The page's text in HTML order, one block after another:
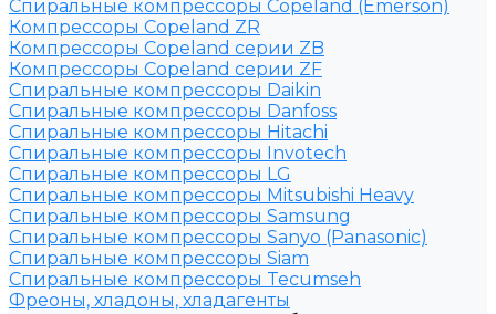
Спиральные компрессоры Copeland (Emerson)
Компрессоры Copeland ZR
Компрессоры Copeland серии ZB
Компрессоры Copeland серии ZF
Спиральные компрессоры Daikin
Спиральные компрессоры Danfoss
Спиральные компрессоры Hitachi
Спиральные компрессоры Invotech
Спиральные компрессоры LG
Спиральные компрессоры Mitsubishi Heavy
Спиральные компрессоры Samsung
Спиральные компрессоры Sanyo (Panasonic)
Спиральные компрессоры Siam
Спиральные компрессоры Tecumseh
Фреоны, хладоны, хладагенты